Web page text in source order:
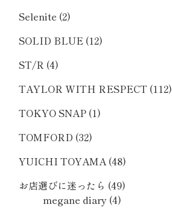
Selenite (2)
SOLID BLUE (12)
ST/R (4)
TAYLOR WITH RESPECT (112)
TOKYO SNAP (1)
TOMFORD (32)
YUICHI TOYAMA(48)
お店選びに迷ったら (49)
megane diary (4)